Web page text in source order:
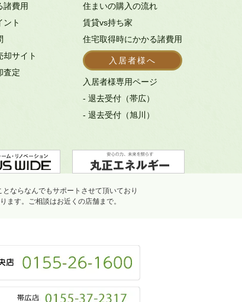
諸費用
ント
却サイト
査定
住まいの購入の流れ
賃貸vs持ち家
住宅取得時にかかる諸費用
入居者様へ
入居者様専用ページ
- 退去受付（帯広）
- 退去受付（旭川）
ならなんでもサポートさせて頂いており
ます。ご相談はお近くの店舗まで。